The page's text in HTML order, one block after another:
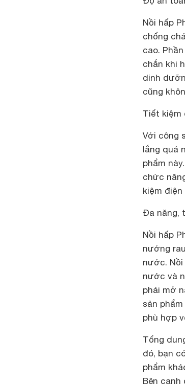
Nồi hấp
chống
cao.
chắn khi
dinh
cũng
Tiết kiệm
Với công
lắng quá
phẩm
chức
kiệm điện
Đa năng,
Nồi hấp
nướng
nước.
nước và
phải mở
sản
phù hợp
Tổng
đó, bạn
phẩm
Bên